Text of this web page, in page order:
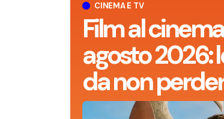
CINEMA E TV
Film al
agosto 2026:
da non